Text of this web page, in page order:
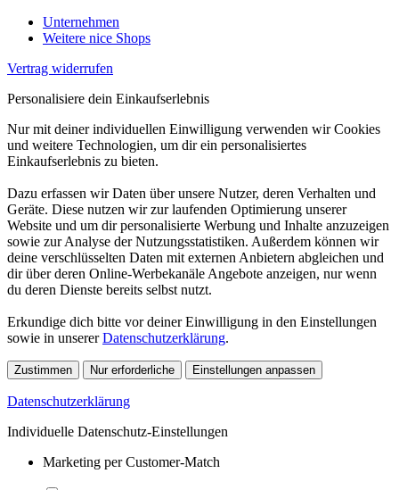
Unternehmen
Weitere nice Shops
Vertrag widerrufen
Personalisiere dein Einkaufserlebnis
Nur mit deiner individuellen Einwilligung verwenden wir Cookies
und weitere Technologien, um dir ein personalisiertes
Einkaufserlebnis zu bieten.
Dazu erfassen wir Daten über unsere Nutzer, deren Verhalten und
Geräte. Diese nutzen wir zur laufenden Optimierung unserer
Website und um dir personalisierte Werbung und Inhalte anzuzeigen
sowie zur Analyse der Nutzungsstatistiken. Außerdem können wir
deine verschlüsselten Daten mit externen Anbietern abgleichen und
dir über deren Online-Werbekanäle Angebote anzeigen, nur wenn
du deren Dienste bereits selbst nutzt.
Erkundige dich bitte vor deiner Einwilligung in den Einstellungen
sowie in unsererDatenschutzerklärung.
Zustimmen Nur erforderliche Einstellungen anpassen
Datenschutzerklärung
Individuelle Datenschutz-Einstellungen
Marketing per Customer-Match